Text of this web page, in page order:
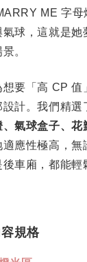
ME 字母
球，這就是她
。
要「高 CP 值
計。我們精選
、氣球盒子、花
應性極高，無
車廂，都能輕
規格